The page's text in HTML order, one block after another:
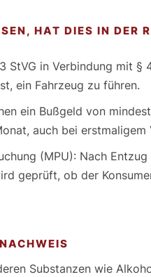
HAT DIES IN DER
StVG in Verbindung mit
ein Fahrzeug zu führen.
ein Bußgeld von
auch bei erstmaligem
(MPU): Nach
geprüft, ob der
Substanzen wie